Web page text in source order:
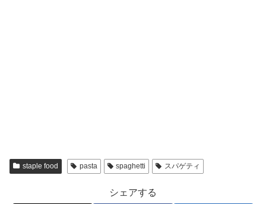
staple food pasta spaghetti スパゲティ
シェアする